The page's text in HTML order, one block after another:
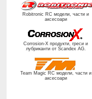
Robitronic RC модели, части и
аксесоари
Corrosion-X продукти, греси и
лубриканти от Scandex AG.
Team Magic RC модели, части и
аксесоари